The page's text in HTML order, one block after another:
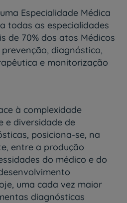
Especialidade Médica
todas as especialidades
de 70% dos atos Médicos
diagnóstico,
e monitorização
à complexidade
e diversidade de
posiciona-se, na
entre a produção
do médico e do
uma cada vez maior
diagnósticas